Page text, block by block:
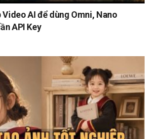
AI để dùng Omni, Nano
API Key